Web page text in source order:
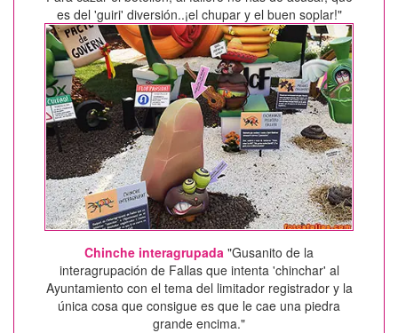
es del 'guiri' diversión..¡el chupar y el buen soplar!"
Chinche interagrupada "Gusanito de la
interagrupación de Fallas que intenta 'chinchar' al
Ayuntamiento con el tema del limitador registrador y la
única cosa que consigue es que le cae una piedra
grande encima."